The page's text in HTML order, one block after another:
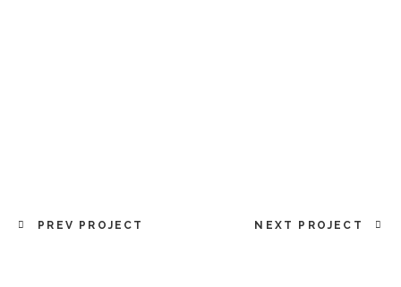
PREV PROJECT NEXT PROJECT